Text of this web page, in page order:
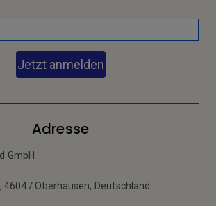
Jetzt anmelden
Adresse
GmbH
46047 Oberhausen, Deutschland